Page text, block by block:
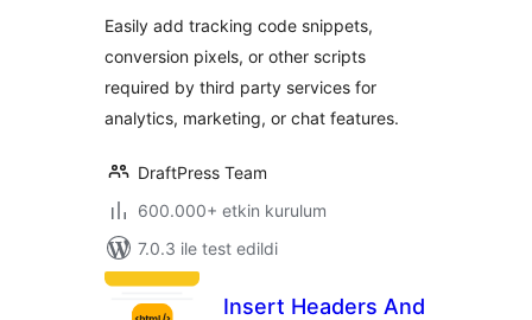
Easily add tracking code snippets,
conversion pixels, or other scripts
required by third party services for
analytics, marketing, or chat features.
DraftPress Team
600.000+ etkin kurulum
7.0.3 ile test edildi
Insert Headers And